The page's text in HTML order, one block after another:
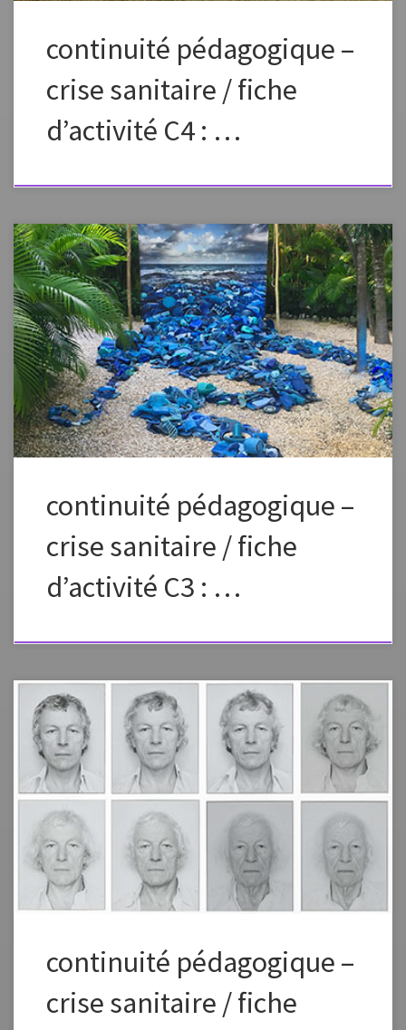
continuité pédagogique –
crise sanitaire / fiche
d’activité C4 : …
Fiche élaborée dans le cadre de la continuité pédagogique Fiche à
vous approprier en changeant la formulation, les images, en fonction
des capacités et des références de vos élèves. Préciser dans l’envoi aux
élèves que ce plan de travail est à effectuer en plusieurs étapes, un peu
chaque jour pour élaborer petit à petit une […]
continuité pédagogique –
crise sanitaire / fiche
d’activité C3 : …
Fiche élaborée dans le cadre de la continuité pédagogique Fiche à
vous approprier en changeant la formulation, les images, en fonction
des capacités et des références de vos élèves. Préciser dans l’envoi aux
élèves que ce plan de travail est à effectuer en plusieurs étapes, un peu
chaque jour pour élaborer petit à petit une […]
continuité pédagogique –
crise sanitaire / fiche